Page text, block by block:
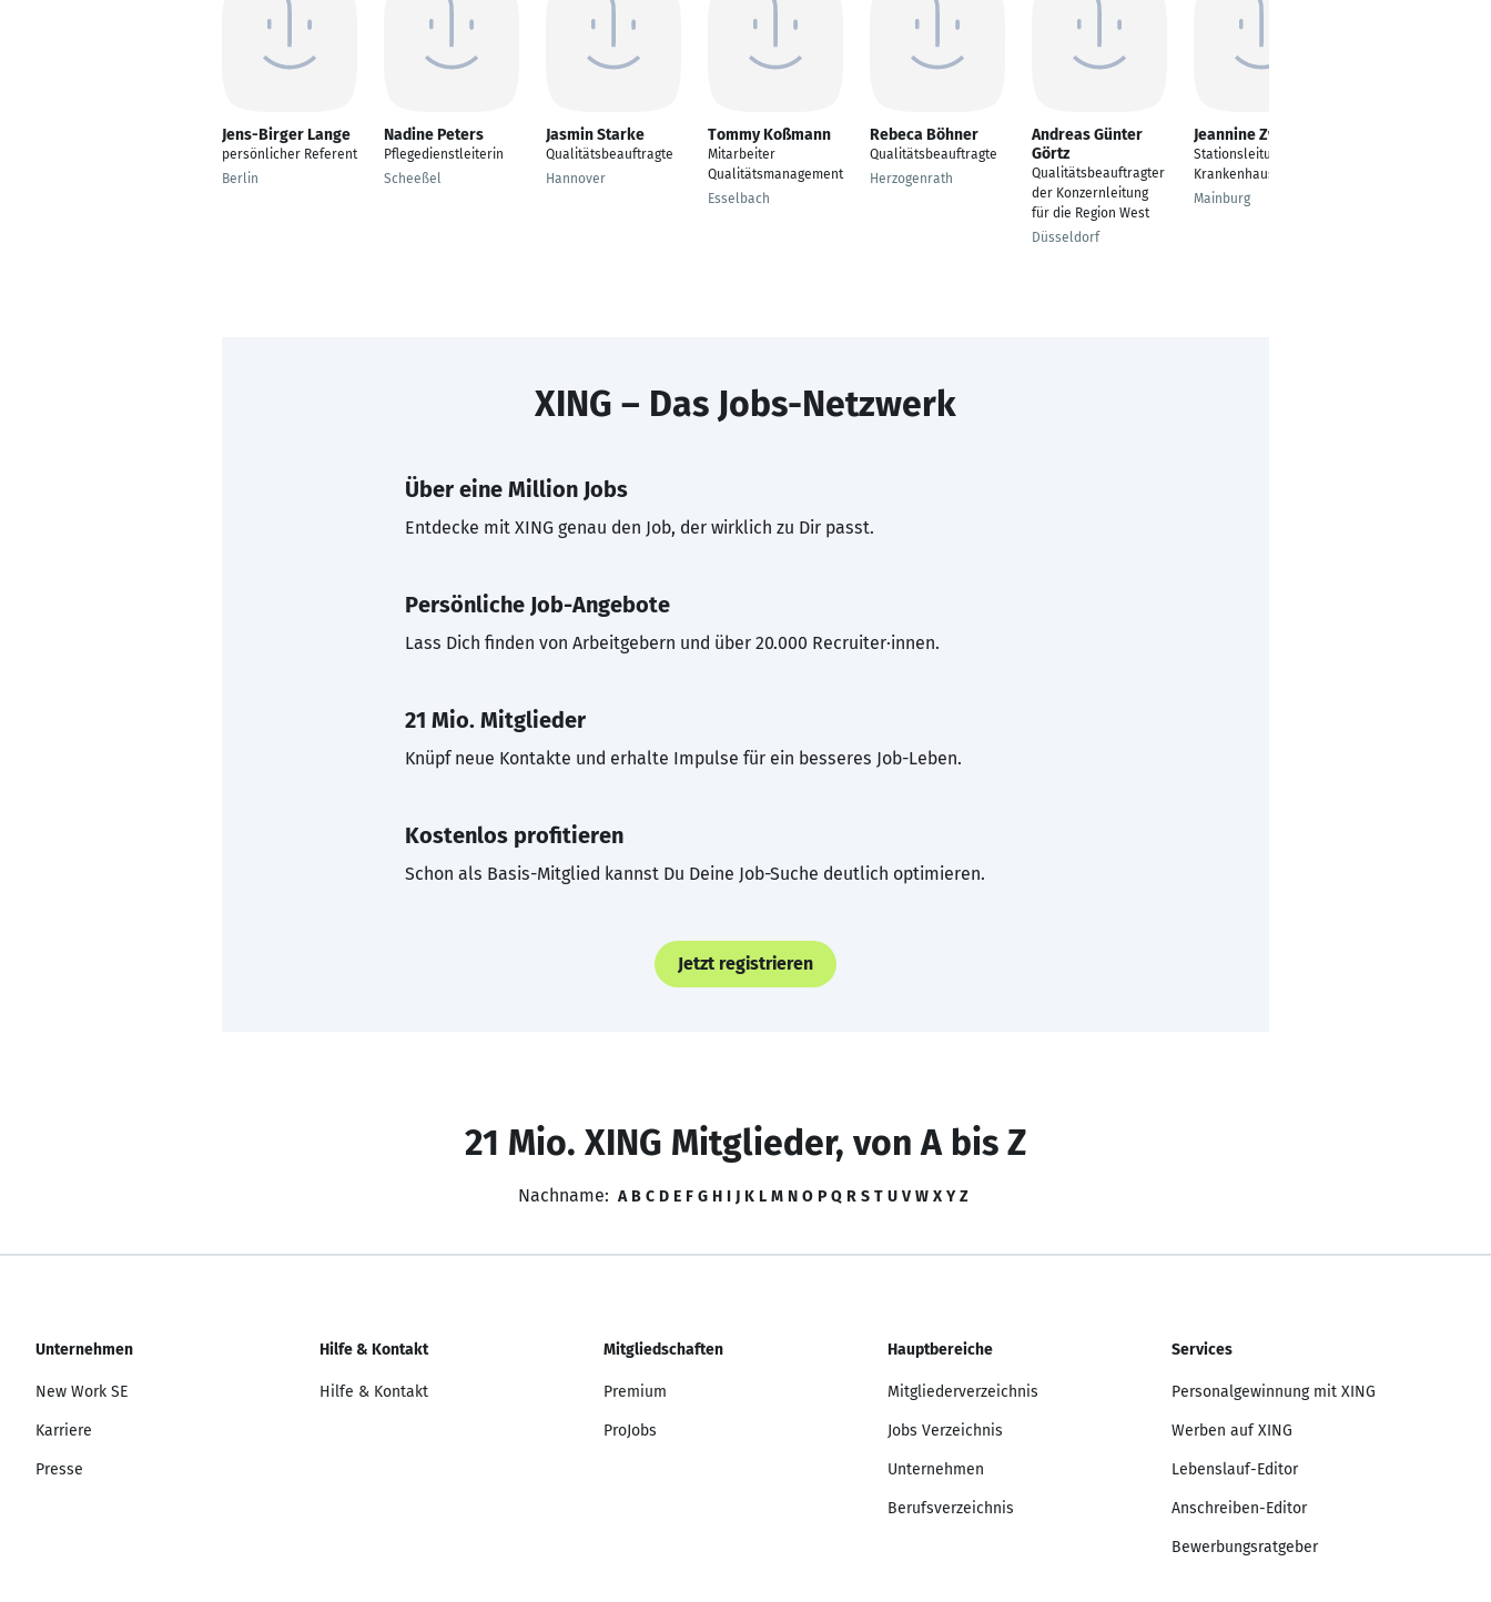
Jens-Birger Lange
persönlicher Referent
Berlin
Nadine Peters
Pflegedienstleiterin
Scheeßel
Jasmin Starke
Qualitätsbeauftragte
Hannover
Tommy Koßmann
Mitarbeiter
Qualitätsmanagement
Esselbach
Rebeca Böhner
Qualitätsbeauftragte
Herzogenrath
Andreas Günter
Görtz
Qualitätsbeauftragter
der Konzernleitung
für die Region West
Düsseldorf
Jeannine Zwanzig
Stationsleitung
Krankenhaus
Mainburg
XING – Das Jobs-Netzwerk
Über eine Million Jobs
Entdecke mit XING genau den Job, der wirklich zu Dir passt.
Persönliche Job-Angebote
Lass Dich finden von Arbeitgebern und über 20.000 Recruiter·innen.
21 Mio. Mitglieder
Knüpf neue Kontakte und erhalte Impulse für ein besseres Job-Leben.
Kostenlos profitieren
Schon als Basis-Mitglied kannst Du Deine Job-Suche deutlich optimieren.
Jetzt registrieren
21 Mio. XING Mitglieder, von A bis Z
Nachname: A B C D E F G H I J K L M N O P Q R S T U V W X Y Z
Unternehmen
New Work SE
Karriere
Presse
Hilfe & Kontakt
Hilfe & Kontakt
Mitgliedschaften
Premium
ProJobs
Hauptbereiche
Mitgliederverzeichnis
Jobs Verzeichnis
Unternehmen
Berufsverzeichnis
Services
Personalgewinnung mit XING
Werben auf XING
Lebenslauf-Editor
Anschreiben-Editor
Bewerbungsratgeber